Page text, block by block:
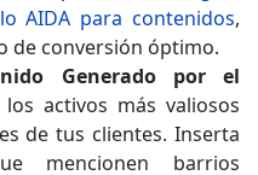
AIDA para contenidos,
de conversión óptimo.
Generado por el
activos más valiosos
de tus clientes. Inserta
mencionen barrios